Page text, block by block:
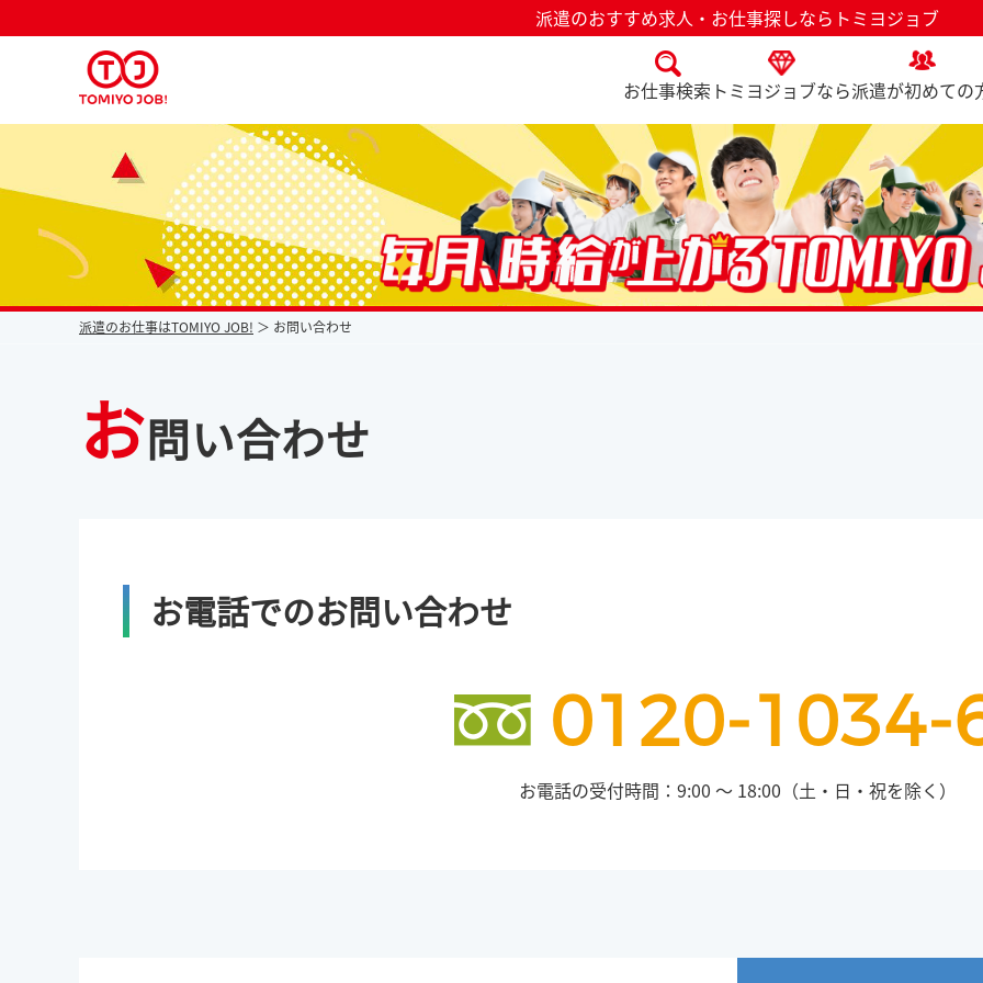
派遣のおすすめ求人・お仕事探しならトミヨジョブ
お仕事検索 トミヨジョブなら派遣が初めての
派遣なら毎月時給が上がるトミヨジョブ
派遣のお仕事はTOMIYO JOB! お問い合わせ
お問い合わせ
お電話でのお問い合わせ
0120-1034-
お電話の受付時間：9:00 ～ 18:00（土・日・祝を除く）